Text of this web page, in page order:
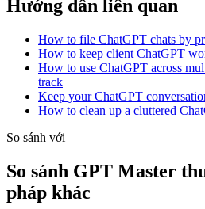
Hướng dẫn liên quan
How to file ChatGPT chats by
How to keep client ChatGPT
How to use ChatGPT across
track
Keep your ChatGPT
How to clean up a cluttered
So sánh với
So sánh GPT Master
pháp khác